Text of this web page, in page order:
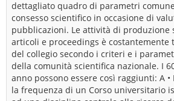
dettagliato quadro di parametri
consesso scientifico in occasione di
pubblicazioni. Le attività di produzione
articoli e proceedings è costantemente
del collegio secondo i criteri e i
della comunità scientifica nazionale. I
anno possono essere così raggiunti: A
la frequenza di un Corso universitario